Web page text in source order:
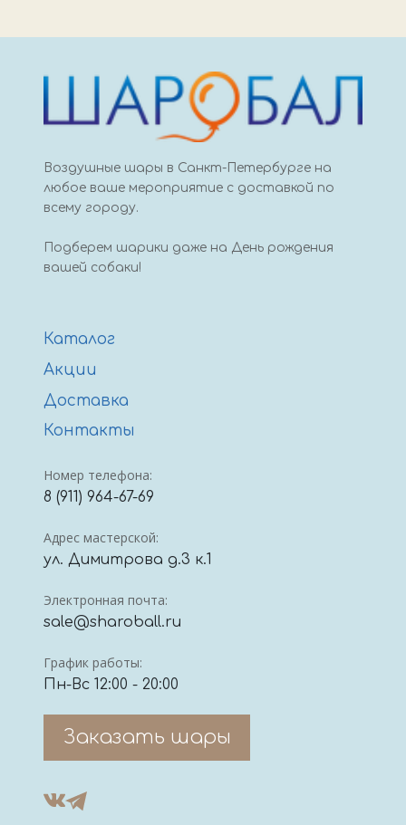
Воздушные шары в Санкт-Петербурге на
любое ваше мероприятие с доставкой по
всему городу.
Подберем шарики даже на День рождения
вашей собаки!
Каталог
Акции
Доставка
Контакты
Номер телефона:
8 (911) 964-67-69
Адрес мастерской:
ул. Димитрова д.3 к.1
Электронная почта:
sale@sharoball.ru
График работы:
Пн-Вс 12:00 - 20:00
Заказать шары